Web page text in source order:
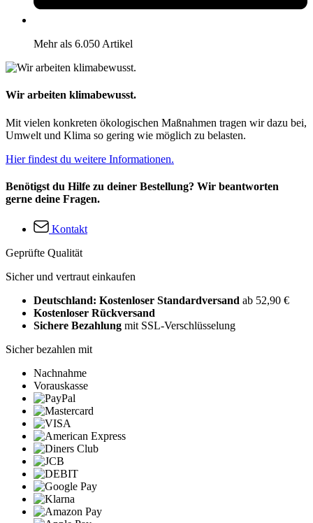
Mehr als 6.050 Artikel
Wir arbeiten klimabewusst.
Mit vielen konkreten ökologischen Maßnahmen tragen wir dazu bei,
Umwelt und Klima so gering wie möglich zu belasten.
Hier findest du weitere Informationen.
Benötigst du Hilfe zu deiner Bestellung? Wir beantworten
gerne deine Fragen.
Kontakt
Geprüfte Qualität
Sicher und vertraut einkaufen
Deutschland: Kostenloser Standardversand ab 52,90 €
Kostenloser Rückversand
Sichere Bezahlung mit SSL-Verschlüsselung
Sicher bezahlen mit
Nachnahme
Vorauskasse